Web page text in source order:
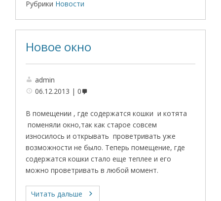
Рубрики Новости
Новое окно
admin
06.12.2013
0
В помещении , где содержатся кошки и котята
поменяли окно,так как старое совсем
износилось и открывать проветривать уже
возможности не было. Теперь помещение, где
содержатся кошки стало еще теплее и его
можно проветривать в любой момент.
Читать дальше